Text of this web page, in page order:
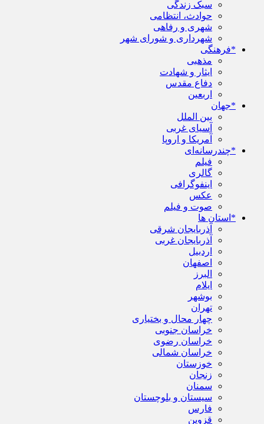
سبک زندگی
حوادث، انتظامی
شهری و رفاهی
شهرداری و شورای شهر
*فرهنگی
مذهبی
ایثار و شهادت
دفاع مقدس
اربعین
*جهان
بین الملل
آسیای غربی
آمریکا و اروپا
*چندرسانه‌ای
فیلم
گالری
اینفوگرافی
عکس
صوت و فیلم
*استان ها
آذربایجان شرقی
آذربایجان غربی
اردبیل
اصفهان
البرز
ایلام
بوشهر
تهران
چهار محال و بختیاری
خراسان جنوبی
خراسان رضوی
خراسان شمالی
خوزستان
زنجان
سمنان
سیستان و بلوچستان
فارس
قزوین